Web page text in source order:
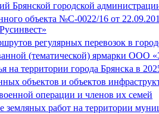
Брянской городской
объекта №С-0022/16 от
регулярных перевозок в
(тематической) ярмарки ООО
на территории города Брянска в
объектов и объектов
операции и членов их семей
работ на территории